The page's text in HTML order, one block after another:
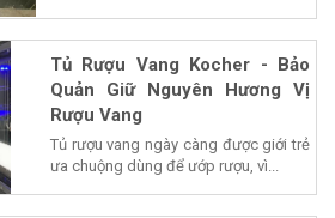
Tủ Rượu Vang Kocher - Bảo
Quản Giữ Nguyên Hương Vị
Rượu Vang
Tủ rượu vang ngày càng được giới trẻ
ưa chuộng dùng để ướp rượu, vì...